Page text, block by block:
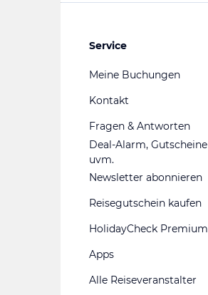
Service
Meine Buchungen
Kontakt
Fragen & Antworten
Deal-Alarm, Gutscheine
uvm.
Newsletter abonnieren
Reisegutschein kaufen
HolidayCheck Premium
Apps
Alle Reiseveranstalter